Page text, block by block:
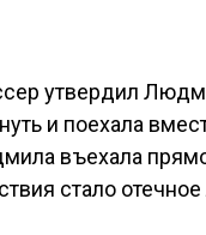
утвердил
и поехала
въехала
стало